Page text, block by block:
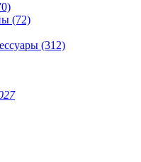
(72)
(312)